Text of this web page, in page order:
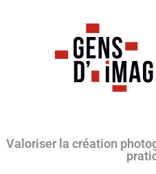
Valoriser la création